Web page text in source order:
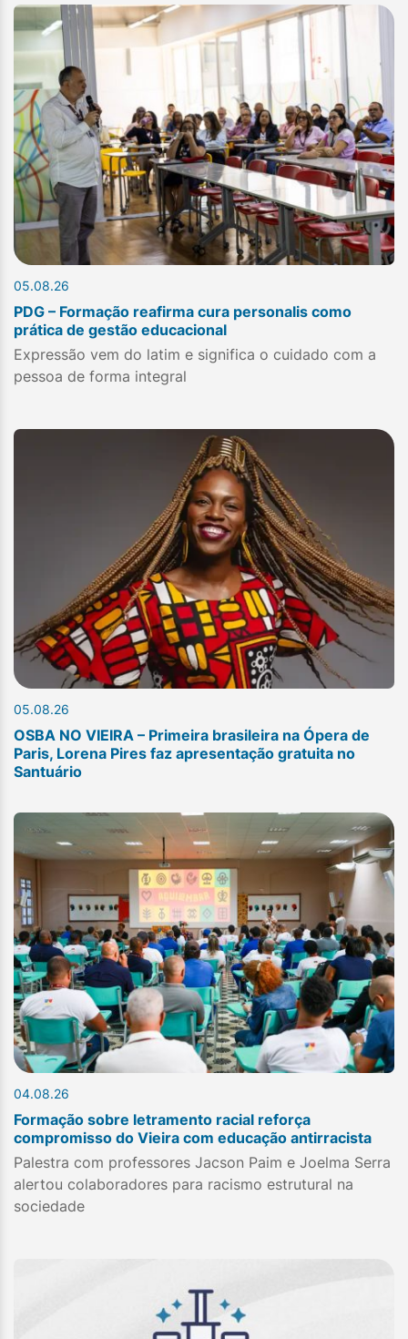
05.08.26
PDG – Formação reafirma cura personalis como
prática de gestão educacional
Expressão vem do latim e significa o cuidado com a
pessoa de forma integral
05.08.26
OSBA NO VIEIRA – Primeira brasileira na Ópera de
Paris, Lorena Pires faz apresentação gratuita no
Santuário
04.08.26
Formação sobre letramento racial reforça
compromisso do Vieira com educação antirracista
Palestra com professores Jacson Paim e Joelma Serra
alertou colaboradores para racismo estrutural na
sociedade